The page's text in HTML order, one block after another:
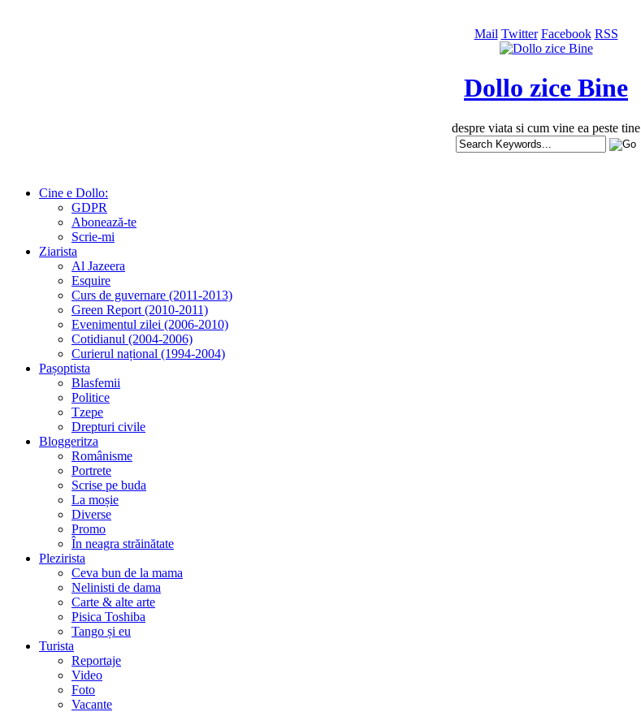
Mail Twitter Facebook RSS
Dollo zice Bine
despre viata si cum vine ea peste tine
Cine e Dollo:
GDPR
Abonează-te
Scrie-mi
Ziarista
Al Jazeera
Esquire
Curs de guvernare (2011-2013)
Green Report (2010-2011)
Evenimentul zilei (2006-2010)
Cotidianul (2004-2006)
Curierul național (1994-2004)
Pașoptista
Blasfemii
Politice
Tzepe
Drepturi civile
Bloggeritza
Românisme
Portrete
Scrise pe buda
La moșie
Diverse
Promo
În neagra străinătate
Plezirista
Ceva bun de la mama
Nelinisti de dama
Carte & alte arte
Pisica Toshiba
Tango și eu
Turista
Reportaje
Video
Foto
Vacante